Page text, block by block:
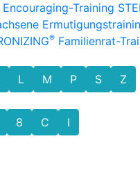
Encouraging-Training
® Familienrat-
L M P S
Z
8 C
I